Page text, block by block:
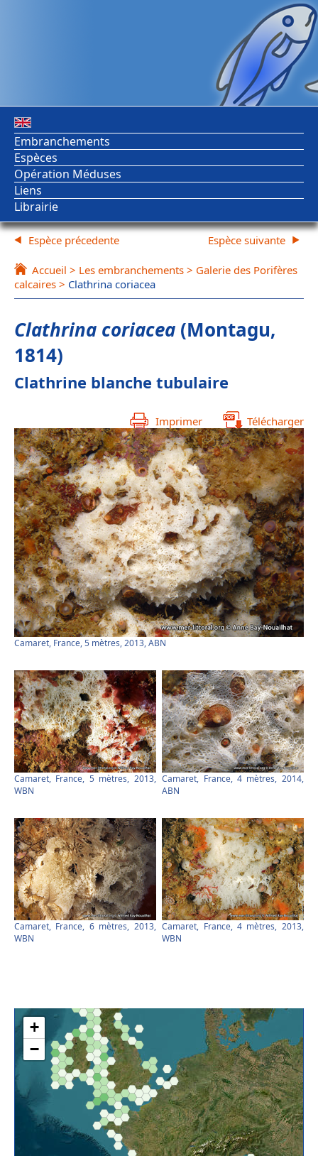
Embranchements
Espèces
Opération Méduses
Liens
Librairie
Espèce précedente
Accueil > Les embranchements > Galerie des Porifères
calcaires > Clathrina coriacea
Espèce suivante
Clathrina coriacea (Montagu,
1814)
Clathrine blanche tubulaire
Imprimer Télécharger
Camaret, France, 5 mètres, 2013, ABN
Camaret, France, 5 mètres, 2013,
WBN
Camaret, France, 4 mètres, 2014,
ABN
Camaret, France, 6 mètres, 2013,
WBN
Camaret, France, 4 mètres, 2013,
WBN